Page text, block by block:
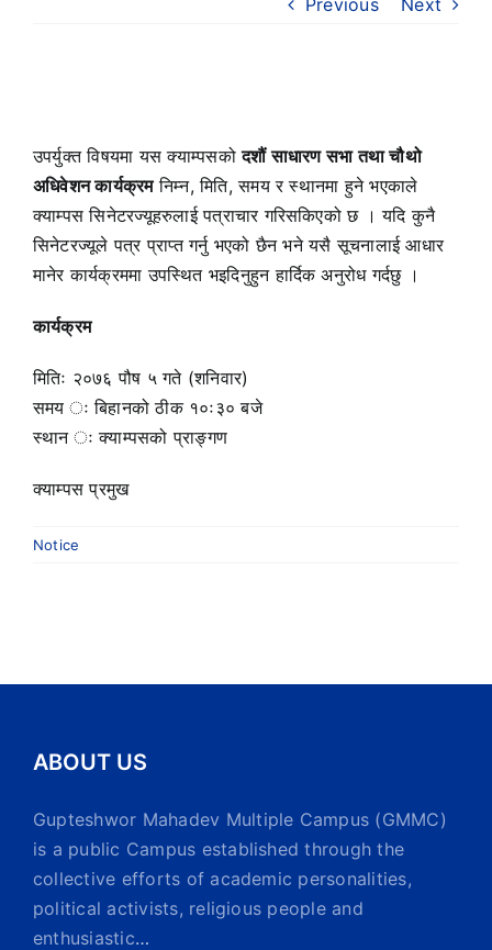
उपर्युक्त विषयमा यस क्याम्पसकोदशौं साधारण सभा तथा चौथो
अधिवेशन कार्यक्रमनिम्न, मिति, समय र स्थानमा हुने भएकाले
क्याम्पस सिनेटरज्यूहरुलाई पत्राचार गरिसकिएको छ । यदि कुनै
सिनेटरज्यूले पत्र प्राप्त गर्नु भएको छैन भने यसै सूचनालाई आधार
मानेर कार्यक्रममा उपस्थित भइदिनुहुन हार्दिक अनुरोध गर्दछु ।
कार्यक्रम
मितिः २०७६ पौष ५ गते (शनिवार)
समय ः बिहानको ठीक १०ः३० बजे
स्थान ः क्याम्पसको प्राङ्गण
क्याम्पस प्रमुख
Notice
ABOUT US
Gupteshwor Mahadev Multiple Campus (GMMC)
is a public Campus established through the
collective efforts of academic personalities,
political activists, religious people and
enthusiastic…